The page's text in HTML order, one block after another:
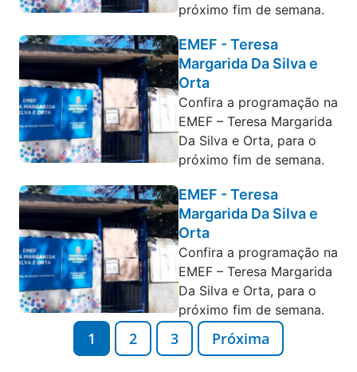
próximo fim de semana.
EMEF - Teresa
Margarida Da Silva e
Orta
Confira a programação na
EMEF – Teresa Margarida
Da Silva e Orta, para o
próximo fim de semana.
EMEF - Teresa
Margarida Da Silva e
Orta
Confira a programação na
EMEF – Teresa Margarida
Da Silva e Orta, para o
próximo fim de semana.
1 2 3 Próxima